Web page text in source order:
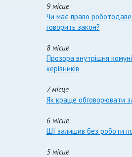
9 місце
Чи має право
говорить закон?
8 місце
Прозора внутрішня
керівників
7 місце
Як краще обговорювати
6 місце
ШІ залишив без роботи
5 місце